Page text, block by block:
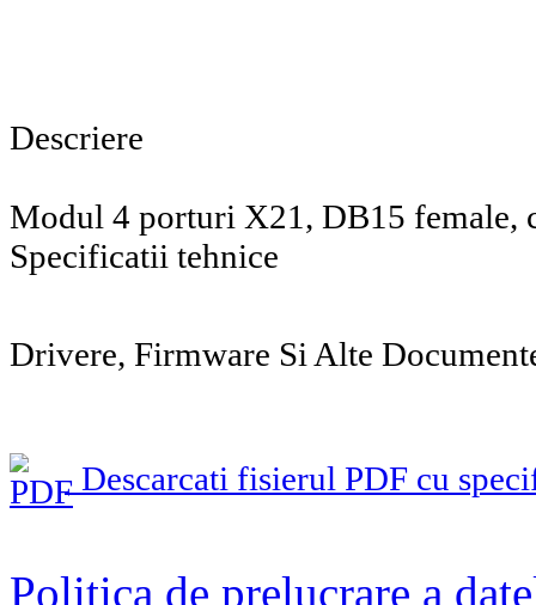
Descriere
Modul 4 porturi X21, DB15 female,
Specificatii tehnice
Drivere, Firmware Si Alte
Descarcati fisierul PDF cu
Politica de prelucrare a